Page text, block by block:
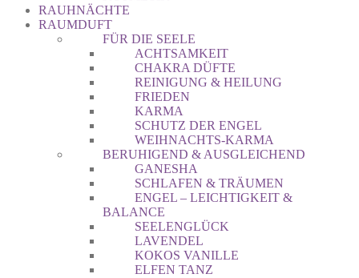
RAUHNÄCHTE
RAUMDUFT
FÜR DIE SEELE
ACHTSAMKEIT
CHAKRA DÜFTE
REINIGUNG & HEILUNG
FRIEDEN
KARMA
SCHUTZ DER ENGEL
WEIHNACHTS-KARMA
BERUHIGEND & AUSGLEICHEND
GANESHA
SCHLAFEN & TRÄUMEN
ENGEL – LEICHTIGKEIT &
BALANCE
SEELENGLÜCK
LAVENDEL
KOKOS VANILLE
ELFEN TANZ